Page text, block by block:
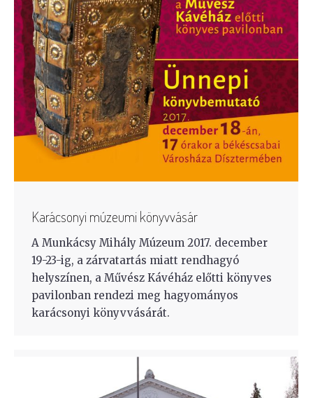
Karácsonyi múzeumi könyvvásár
A Munkácsy Mihály Múzeum 2017. december
19-23-ig, a zárvatartás miatt rendhagyó
helyszínen, a Művész Kávéház előtti könyves
pavilonban rendezi meg hagyományos
karácsonyi könyvvásárát.